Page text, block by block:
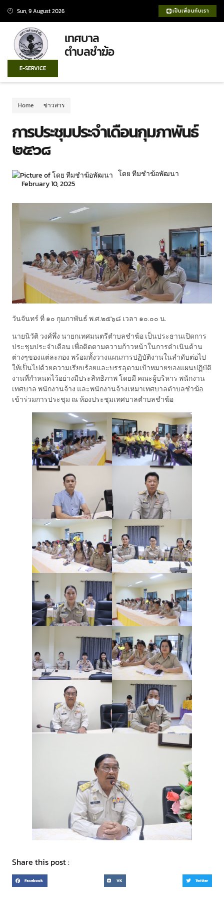
Sun, 9 August 2026 เป็นเพื่อนกับเรา
เทศบาล
ตำบลชำฆ้อ
E-SERVICE
Home ข่าวสาร
การประชุมประจำเดือนกุมภาพันธ์
๒๕๖๘
โดย ทีมชำฆ้อพัฒนา
February 10, 2025
วันจันทร์ ที่ ๑๐ กุมภาพันธ์ พ.ศ.๒๕๖๘ เวลา ๑๐.๐๐ น.
นายนิวัติ วงศ์พึ่ง นายกเทศมนตรีตำบลชำฆ้อ เป็นประธานเปิดการ
ประชุมประจำเดือน เพื่อติดตามความก้าวหน้าในการดำเนินด้าน
ต่างๆของแต่ละกอง พร้อมทั้งวางแผนการปฏิบัติงานในลำดับต่อไป
ให้เป็นไปด้วยความเรียบร้อยและบรรลุตามเป้าหมายของแผนปฏิบัติ
งานที่กำหนดไว้อย่างมีประสิทธิภาพ โดยมี คณะผู้บริหาร พนักงาน
เทศบาล พนักงานจ้าง และพนักงานจ้างเหมาเทศบาลตำบลชำฆ้อ
เข้าร่วมการประชุม ณ ห้องประชุมเทศบาลตำบลชำฆ้อ
Share this post :
Facebook VK Twitter